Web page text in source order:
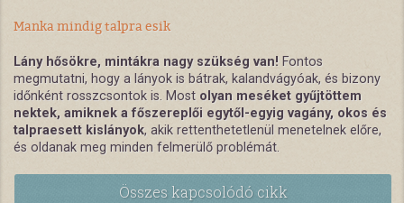
Manka mindig talpra esik
Lány hősökre, mintákra nagy szükség van! Fontos
megmutatni, hogy a lányok is bátrak, kalandvágyóak, és bizony
időnként rosszcsontok is. Most olyan meséket gyűjtöttem
nektek, amiknek a főszereplői egytől-egyig vagány, okos és
talpraesett kislányok, akik rettenthetetlenül menetelnek előre,
és oldanak meg minden felmerülő problémát.
Összes kapcsolódó cikk